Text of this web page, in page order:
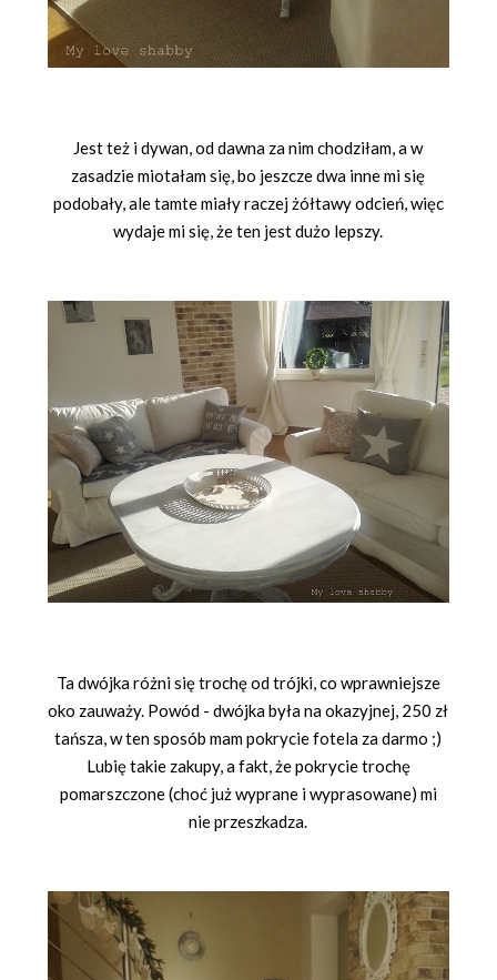
Jest też i dywan, od dawna za nim chodziłam, a w
zasadzie miotałam się, bo jeszcze dwa inne mi się
podobały, ale tamte miały raczej żółtawy odcień, więc
wydaje mi się, że ten jest dużo lepszy.
Ta dwójka różni się trochę od trójki, co wprawniejsze
oko zauważy. Powód - dwójka była na okazyjnej, 250 zł
tańsza, w ten sposób mam pokrycie fotela za darmo ;)
Lubię takie zakupy, a fakt, że pokrycie trochę
pomarszczone (choć już wyprane i wyprasowane) mi
nie przeszkadza.